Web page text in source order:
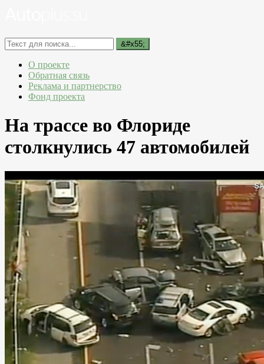
О проекте
Обратная связь
Реклама и партнерство
Фонд проекта
На трассе во Флориде
столкнулись 47 автомобилей